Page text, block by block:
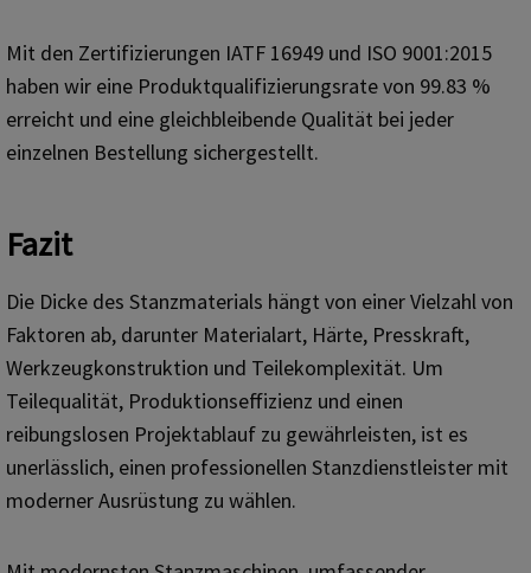
Mit den Zertifizierungen IATF 16949 und ISO 9001:2015
haben wir eine Produktqualifizierungsrate von 99.83 %
erreicht und eine gleichbleibende Qualität bei jeder
einzelnen Bestellung sichergestellt.
Fazit
Die Dicke des Stanzmaterials hängt von einer Vielzahl von
Faktoren ab, darunter Materialart, Härte, Presskraft,
Werkzeugkonstruktion und Teilekomplexität. Um
Teilequalität, Produktionseffizienz und einen
reibungslosen Projektablauf zu gewährleisten, ist es
unerlässlich, einen professionellen Stanzdienstleister mit
moderner Ausrüstung zu wählen.